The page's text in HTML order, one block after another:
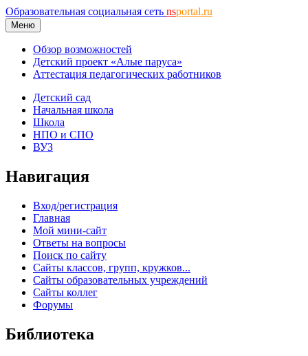
Образовательная социальная сеть nsportal.ru
Меню
Обзор возможностей
Детский проект «Алые паруса»
Аттестация педагогических работников
Детский сад
Начальная школа
Школа
НПО и СПО
ВУЗ
Навигация
Вход/регистрация
Главная
Мой мини-сайт
Ответы на вопросы
Поиск по сайту
Сайты классов, групп, кружков...
Сайты образовательных учреждений
Сайты коллег
Форумы
Библиотека